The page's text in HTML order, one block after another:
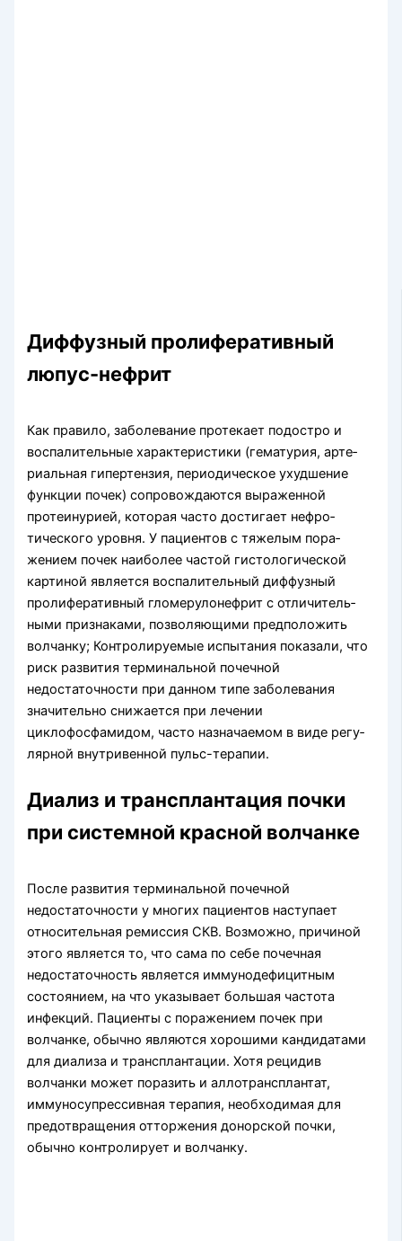
Диффузный пролиферативный
люпус-нефрит
Как правило, заболевание протекает подостро и
воспалительные характеристики (гематурия, арте­
риальная гипертензия, периодическое ухудшение
функции почек) сопровождаются выраженной
протеинурией, которая часто достигает нефро­
тического уровня. У пациентов с тяжелым пора­
жением почек наиболее частой гистологической
картиной является воспалительный диффузный
пролиферативный гломерулонефрит с отличитель­
ными признаками, позволяющими предположить
волчанку; Контролируемые испытания показали, что
риск развития терминальной почечной
недостаточности при данном типе забо­левания
значительно снижается при лечении
циклофосфамидом, часто назначаемом в виде регу­
лярной внутривенной пульс-терапии.
Диализ и трансплантация почки
при системной красной волчанке
После развития терминальной почечной
недостаточности у многих пациентов насту­пает
относительная ремиссия СКВ. Возможно, при­чиной
этого является то, что сама по себе почечная
недостаточность является иммунодефицитным
состоянием, на что указывает большая частота
инфек­ций. Пациенты с поражением почек при
волчанке, обычно являются хорошими кан­дидатами
для диализа и трансплантации. Хотя рецидив
волчанки может поразить и аллотрансплантат,
иммуносупрессивная терапия, необходимая для
предотвращения отторжения донорской почки,
обычно контролирует и волчанку.